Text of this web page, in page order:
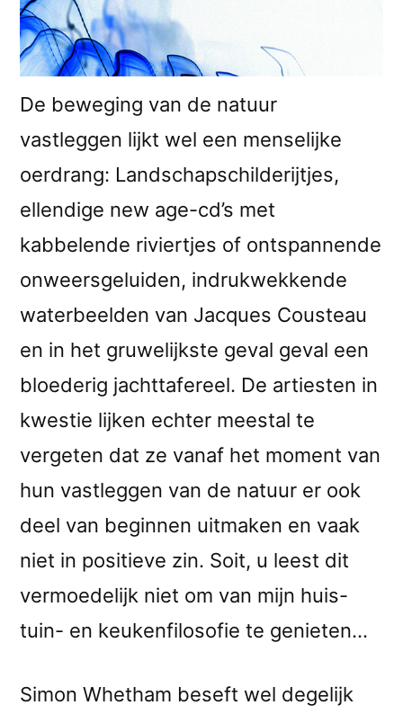
De beweging van de natuur
vastleggen lijkt wel een menselijke
oerdrang: Landschapschilderijtjes,
ellendige new age-cd’s met
kabbelende riviertjes of ontspannende
onweersgeluiden, indrukwekkende
waterbeelden van Jacques Cousteau
en in het gruwelijkste geval geval een
bloederig jachttafereel. De artiesten in
kwestie lijken echter meestal te
vergeten dat ze vanaf het moment van
hun vastleggen van de natuur er ook
deel van beginnen uitmaken en vaak
niet in positieve zin. Soit, u leest dit
vermoedelijk niet om van mijn huis-
tuin- en keukenfilosofie te genieten…
Simon Whetham beseft wel degelijk